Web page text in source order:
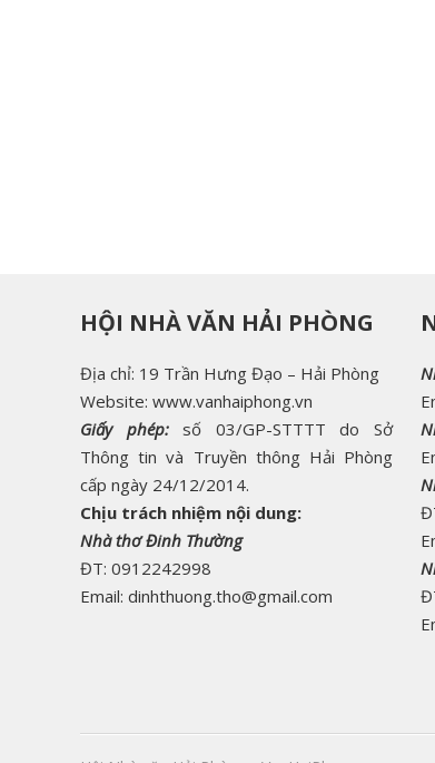
HỘI NHÀ VĂN HẢI PHÒNG
Địa chỉ: 19 Trần Hưng Đạo – Hải Phòng
Website: www.vanhaiphong.vn
Giấy phép:
số 03/GP-STTTT do Sở
Thông tin và Truyền thông Hải Phòng
cấp ngày 24/12/2014.
Chịu trách nhiệm nội dung:
Nhà thơ Đinh Thường
ĐT: 0912242998
Email: dinhthuong.tho@gmail.com